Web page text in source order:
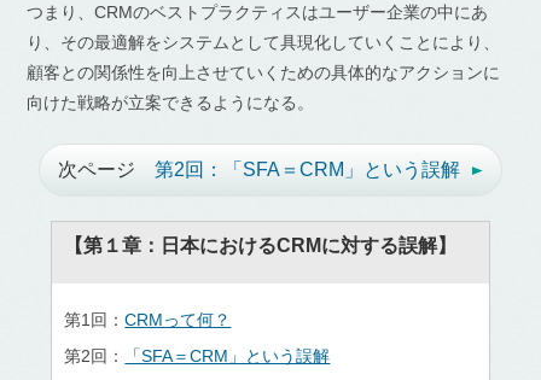
つまり、CRMのベストプラクティスはユーザー企業の中にあ
り、その最適解をシステムとして具現化していくことにより、
顧客との関係性を向上させていくための具体的なアクションに
向けた戦略が立案できるようになる。
次ページ 第2回：「SFA＝CRM」という誤解
【第１章：日本におけるCRMに対する誤解】
第1回：CRMって何？
第2回：
「SFA＝CRM」という誤解